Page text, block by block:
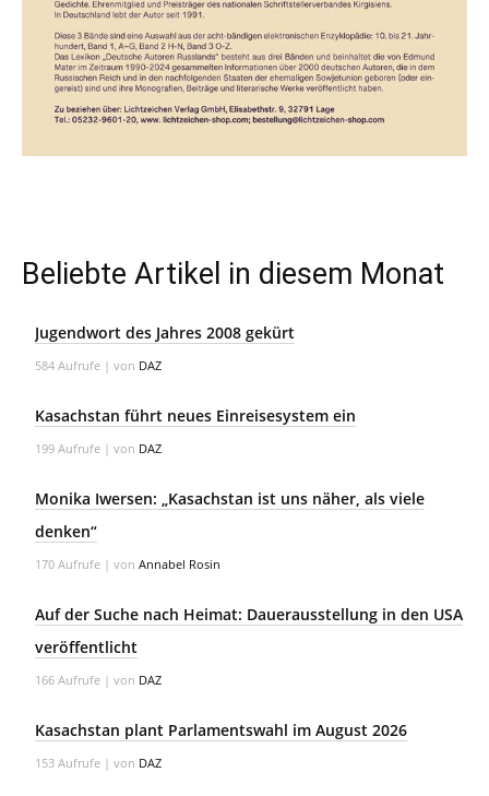
Beliebte Artikel in diesem Monat
Jugendwort des Jahres 2008 gekürt
584 Aufrufe | von DAZ
Kasachstan führt neues Einreisesystem ein
199 Aufrufe | von DAZ
Monika Iwersen: „Kasachstan ist uns näher, als viele
denken“
170 Aufrufe | von Annabel Rosin
Auf der Suche nach Heimat: Dauerausstellung in den USA
veröffentlicht
166 Aufrufe | von DAZ
Kasachstan plant Parlamentswahl im August 2026
153 Aufrufe | von DAZ